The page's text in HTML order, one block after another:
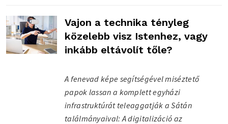
Vajon a technika tényleg
közelebb visz Istenhez, vagy
inkább eltávolít tőle?
A fenevad képe segítségével miséztető
papok lassan a komplett egyházi
infrastruktúrát teleaggatják a Sátán
találmányaival: A digitalizáció az